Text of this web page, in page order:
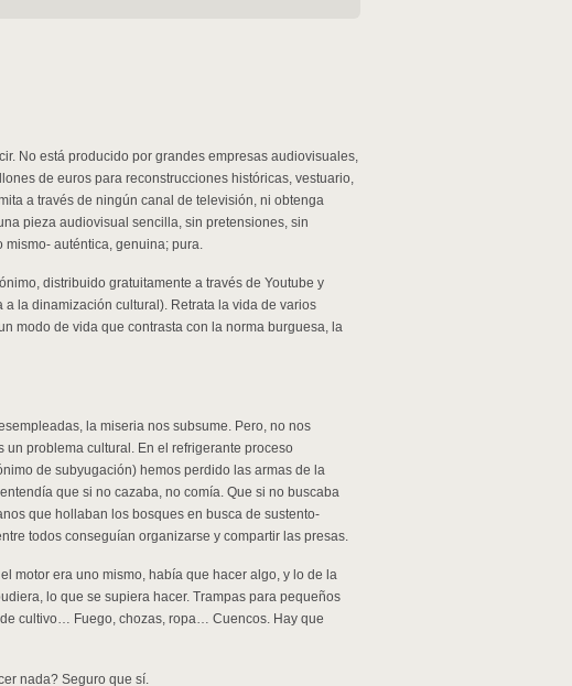
No está producido por grandes empresas audiovisuales,
de euros para reconstrucciones históricas, vestuario,
a través de ningún canal de televisión, ni obtenga
pieza audiovisual sencilla, sin pretensiones, sin
auténtica, genuina; pura.
distribuido gratuitamente a través de Youtube y
la dinamización cultural). Retrata la vida de varios
modo de vida que contrasta con la norma burguesa, la
la miseria nos subsume. Pero, no nos
problema cultural. En el refrigerante proceso
de subyugación) hemos perdido las armas de la
que si no cazaba, no comía. Que si no buscaba
que hollaban los bosques en busca de sustento-
todos conseguían organizarse y compartir las presas.
motor era uno mismo, había que hacer algo, y lo de la
lo que se supiera hacer. Trampas para pequeños
cultivo… Fuego, chozas, ropa… Cuencos. Hay que
nada? Seguro que sí.